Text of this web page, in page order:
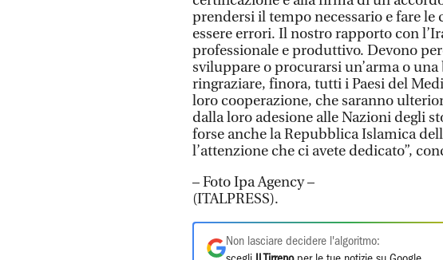
prendersi il tempo necessario e fare le
essere errori. Il nostro rapporto con
professionale e produttivo. Devono
sviluppare o procurarsi un’arma o
ringraziare, finora, tutti i Paesi del
loro cooperazione, che saranno
dalla loro adesione alle Nazioni degli
forse anche la Repubblica Islamica
l’attenzione che ci avete dedicato”,
– Foto Ipa Agency –
(ITALPRESS).
Non lasciare decidere l'algoritmo: